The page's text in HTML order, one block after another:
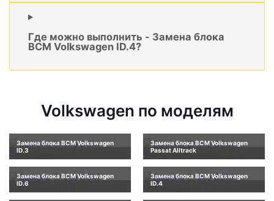
Где можно выполнить - Замена блока
BCM Volkswagen ID.4?
Volkswagen по моделям
Замена блока BCM Volkswagen
ID.3
Замена блока BCM Volkswagen
Passat Alltrack
Замена блока BCM Volkswagen
ID.6
Замена блока BCM Volkswagen
ID.4